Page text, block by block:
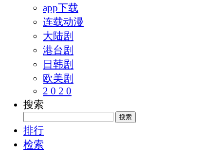
app下载
连载动漫
大陆剧
港台剧
日韩剧
欧美剧
2 0 2 0
搜索
排行
检索